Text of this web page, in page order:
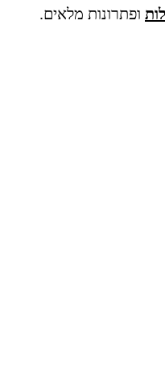
ופתרונות מלאים.